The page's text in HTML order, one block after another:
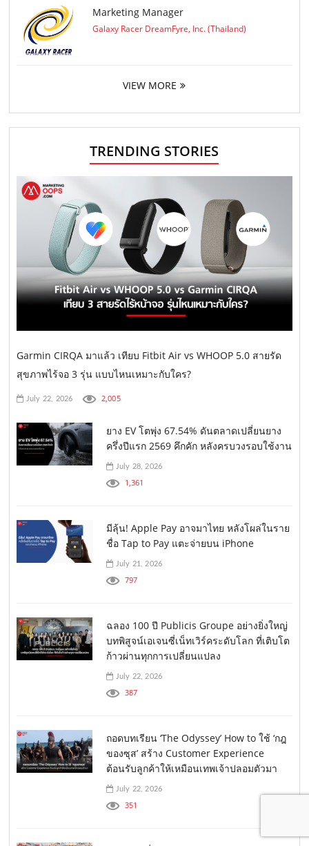
Marketing Manager
Galaxy Racer DreamFyre, Inc. (Thailand)
VIEW MORE
TRENDING STORIES
Garmin CIRQA มาแล้ว เทียบ Fitbit Air vs WHOOP 5.0 สายรัด
สุขภาพไร้จอ 3 รุ่น แบบไหนเหมาะกับใคร?
July 22, 2026 2,005
ยาง EV โตพุ่ง 67.54% ดันตลาดเปลี่ยนยาง
ครึ่งปีแรก 2569 คึกคัก หลังครบวงรอบใช้งาน
July 28, 2026
1,361
มีลุ้น! Apple Pay อาจมาไทย หลังโผล่ในราย
ชื่อ Tap to Pay แตะจ่ายบน iPhone
July 21, 2026
797
ฉลอง 100 ปี Publicis Groupe อย่างยิ่งใหญ่
บทพิสูจน์เอเจนซี่เน็ทเวิร์คระดับโลก ที่เติบโต
ก้าวผ่านทุกการเปลี่ยนแปลง
July 22, 2026
387
ถอดบทเรียน ‘The Odyssey’ How to ใช้ ‘กฎ
ของซุส’ สร้าง Customer Experience
ต้อนรับลูกค้าให้เหมือนเทพเจ้าปลอมตัวมา
July 22, 2026
351